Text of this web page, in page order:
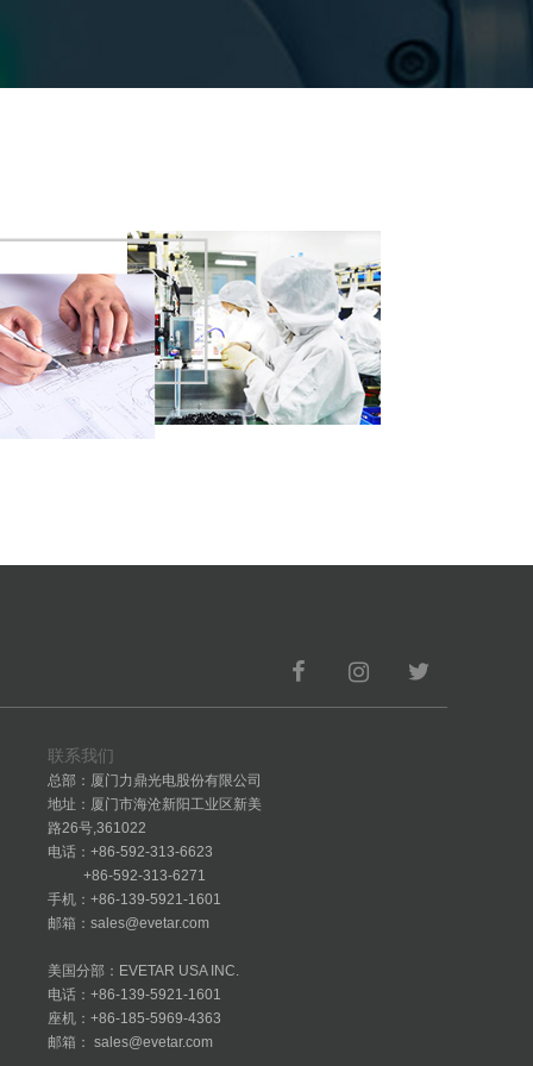
联系我们
总部：厦门力鼎光电股份有限公司
地址：厦门市海沧新阳工业区新美
路26号,361022
电话：+86-592-313-6623
+86-592-313-6271
手机：+86-139-5921-1601
邮箱：sales@evetar.com
美国分部：EVETAR USA INC.
电话：+86-139-5921-1601
座机：+86-185-5969-4363
邮箱： sales@evetar.com